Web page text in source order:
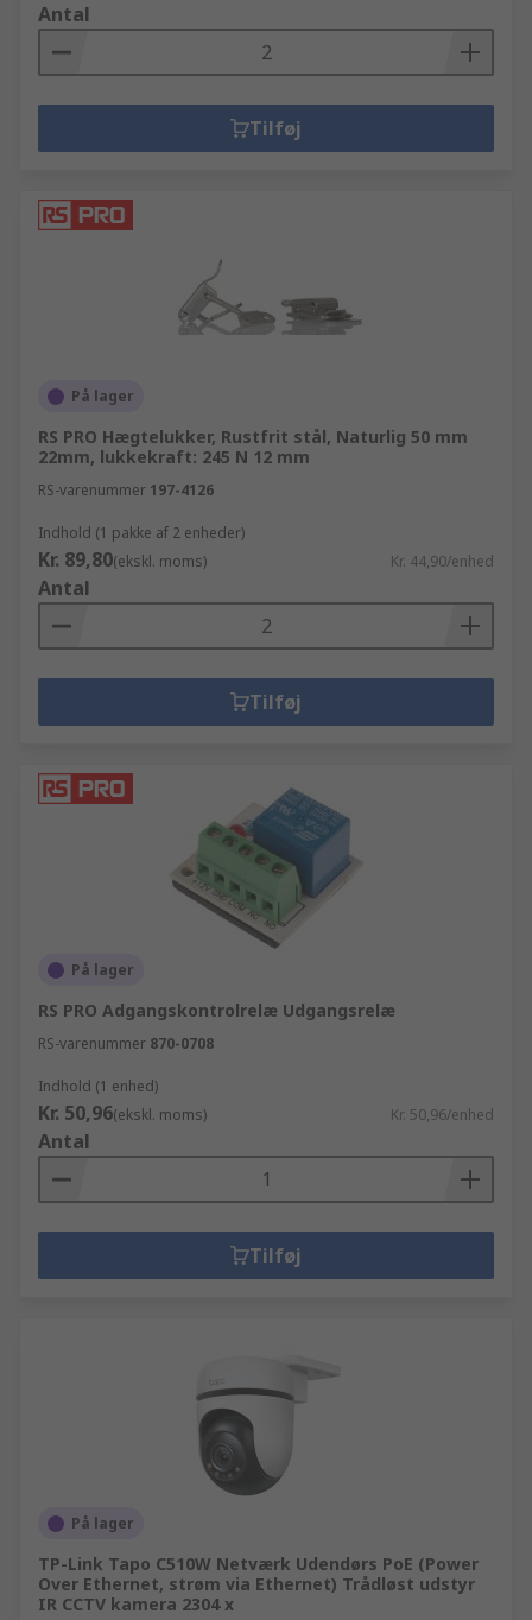
Antal
Tilføj
På lager
RS PRO Hægtelukker, Rustfrit stål, Naturlig 50 mm
22mm, lukkekraft: 245 N 12 mm
RS-varenummer 197-4126
Indhold (1 pakke af 2 enheder)
Kr. 89,80(ekskl. moms) Kr. 44,90/enhed
Antal
Tilføj
På lager
RS PRO Adgangskontrolrelæ Udgangsrelæ
RS-varenummer 870-0708
Indhold (1 enhed)
Kr. 50,96(ekskl. moms) Kr. 50,96/enhed
Antal
Tilføj
På lager
TP-Link Tapo C510W Netværk Udendørs PoE (Power
Over Ethernet, strøm via Ethernet) Trådløst udstyr
IR CCTV kamera 2304 x